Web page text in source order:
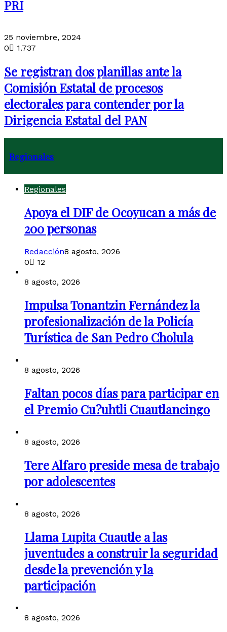
PRI
25 noviembre, 2024
0
1.737
Se registran dos planillas ante la
Comisión Estatal de procesos
electorales para contender por la
Dirigencia Estatal del PAN
Regionales
Regionales
Apoya el DIF de Ocoyucan a más de
200 personas
Redacción8 agosto, 2026
0
12
8 agosto, 2026
Impulsa Tonantzin Fernández la
profesionalización de la Policía
Turística de San Pedro Cholula
8 agosto, 2026
Faltan pocos días para participar en
el Premio Cu?uhtli Cuautlancingo
8 agosto, 2026
Tere Alfaro preside mesa de trabajo
por adolescentes
8 agosto, 2026
Llama Lupita Cuautle a las
juventudes a construir la seguridad
desde la prevención y la
participación
8 agosto, 2026